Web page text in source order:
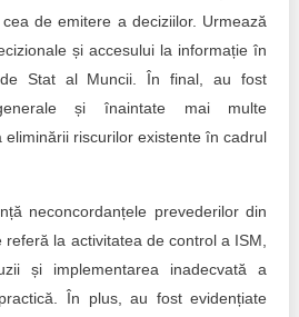
de emitere a deciziilor. Urmează
și accesului la informație în
de Stat al Muncii. În final, au fost
și înaintate mai multe
riscurilor existente în cadrul
neconcordanțele prevederilor din
la activitatea de control a ISM,
și implementarea inadecvată a
În plus, au fost evidențiate